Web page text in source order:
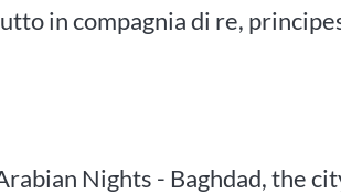
in compagnia di re,
Nights - Baghdad, the